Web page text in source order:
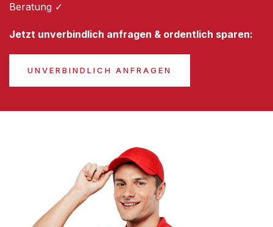
Beratung ✓
Jetzt unverbindlich anfragen & ordentlich sparen:
UNVERBINDLICH ANFRAGEN